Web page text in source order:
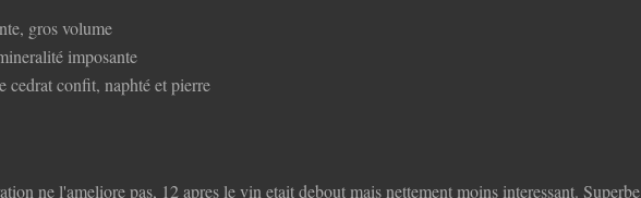
gros volume
imposante
cedrat confit, naphté et pierre
ne l'ameliore pas, 12 apres le vin etait debout mais nettement moins interessant. Superbe